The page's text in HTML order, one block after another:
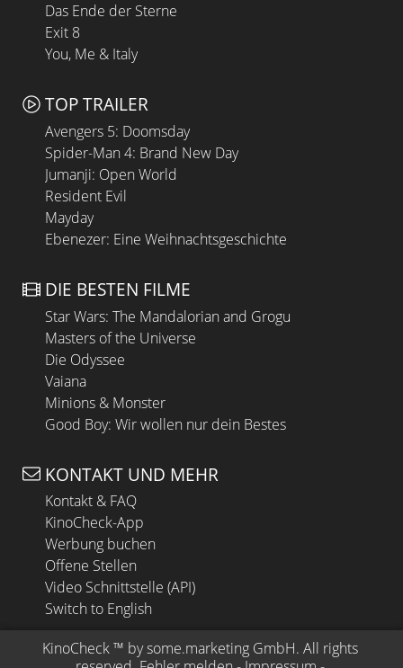
Das Ende der Sterne
Exit 8
You, Me & Italy
TOP TRAILER
Avengers 5: Doomsday
Spider-Man 4: Brand New Day
Jumanji: Open World
Resident Evil
Mayday
Ebenezer: Eine Weihnachtsgeschichte
DIE BESTEN FILME
Star Wars: The Mandalorian and Grogu
Masters of the Universe
Die Odyssee
Vaiana
Minions & Monster
Good Boy: Wir wollen nur dein Bestes
KONTAKT UND MEHR
Kontakt & FAQ
KinoCheck-App
Werbung buchen
Offene Stellen
Video Schnittstelle (API)
Switch to English
KinoCheck ™ by some.marketing GmbH. All rights